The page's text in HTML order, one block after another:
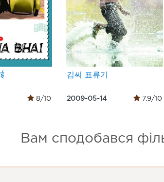
8/10
김씨 표류기
2009-05-14 7.9/10
Вам сподобався